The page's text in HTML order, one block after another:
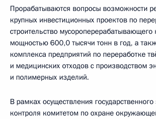
Прорабатываются вопросы возможности
крупных инвестиционных проектов по
строительство мусороперерабатывающего
мощностью 600,0 тысячи тонн в год, а
комплекса предприятий по переработке
и медицинских отходов с производством
и полимерных изделий.
В рамках осуществления государственного
контроля комитетом по охране